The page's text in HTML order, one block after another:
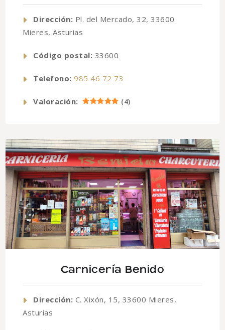
Dirección: Pl. del Mercado, 32, 33600
Mieres, Asturias
Código postal: 33600
Telefono: 985 46 72 73
Valoración: (4)
Carnicería Benido
Dirección: C. Xixón, 15, 33600 Mieres,
Asturias